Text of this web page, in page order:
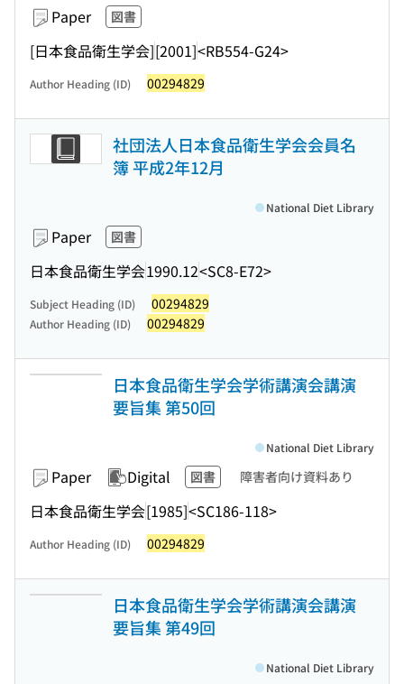
Paper 図書
[日本食品衛生学会][2001]<RB554-G24>
Author Heading (ID) 00294829
社団法人日本食品衛生学会会員名
簿 平成2年12月
Paper 図書
日本食品衛生学会1990.12<SC8-E72>
National Diet Library
Subject Heading (ID) 00294829
Author Heading (ID) 00294829
日本食品衛生学会学術講演会講演
要旨集 第50回
Paper Digital 図書 障害者向け資料あり
日本食品衛生学会[1985]<SC186-118>
National Diet Library
Author Heading (ID) 00294829
日本食品衛生学会学術講演会講演
要旨集 第49回
National Diet Library